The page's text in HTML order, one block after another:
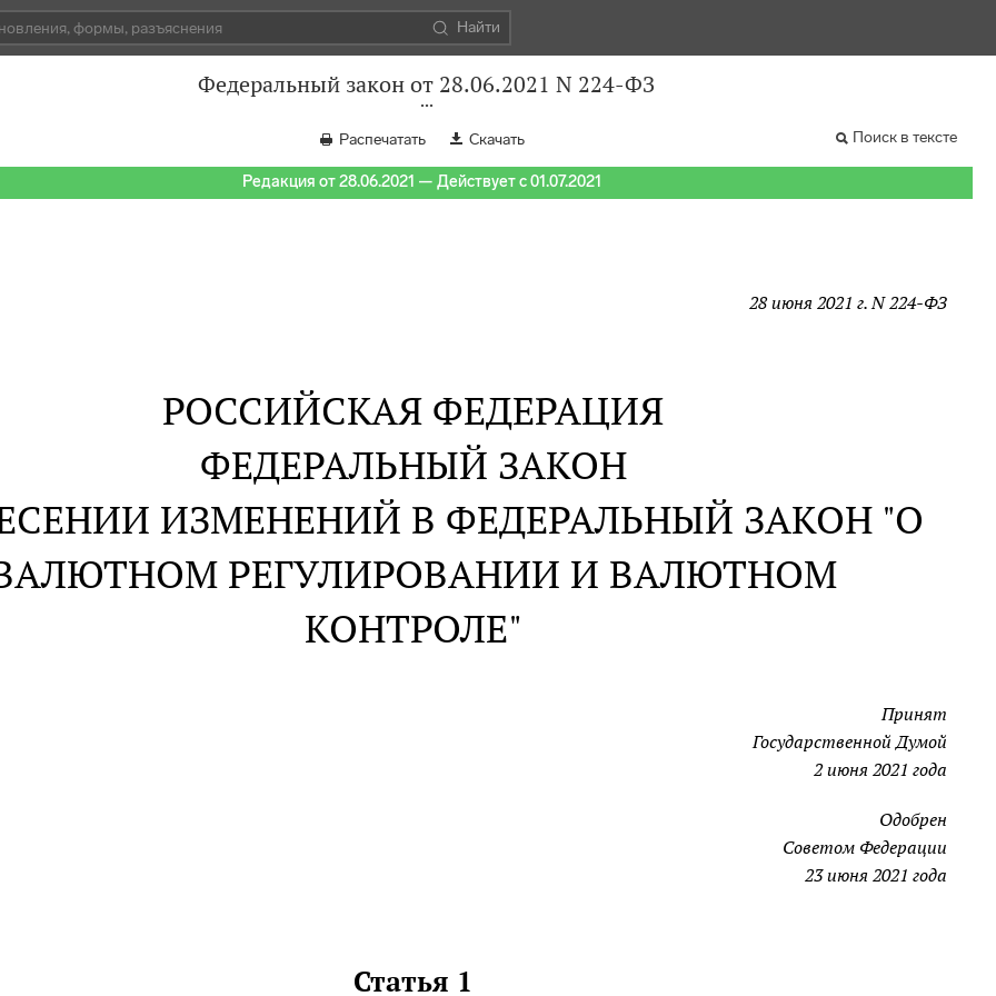
Найти
Федеральный закон от 28.06.2021 N 224-ФЗ
Распечатать Скачать Поиск в тексте
Редакция от 28.06.2021 — Действует с 01.07.2021
28 июня 2021 г. N 224-ФЗ
РОССИЙСКАЯ ФЕДЕРАЦИЯ
ФЕДЕРАЛЬНЫЙ ЗАКОН
ИЗМЕНЕНИЙ В ФЕДЕРАЛЬНЫЙ ЗАКОН "О
РЕГУЛИРОВАНИИ И ВАЛЮТНОМ
КОНТРОЛЕ"
Принят
Государственной Думой
2 июня 2021 года
Одобрен
Советом Федерации
23 июня 2021 года
Статья 1